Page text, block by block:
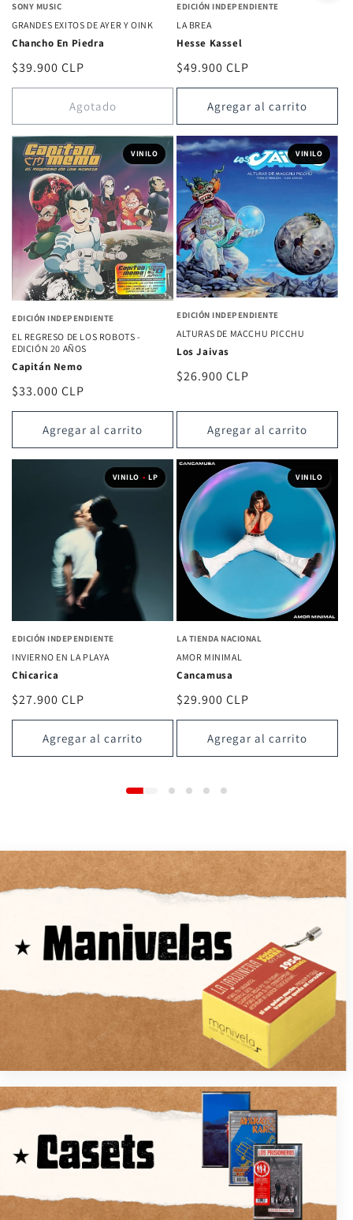
SONY MUSIC
GRANDES EXITOS DE AYER Y OINK
Chancho En Piedra
Precio
habitual
$39.900 CLP
Agotado
EDICIÓN INDEPENDIENTE
LA BREA
Hesse Kassel
Precio
habitual
$49.900 CLP
Agregar al carrito
VINILO
EDICIÓN INDEPENDIENTE
EL REGRESO DE LOS ROBOTS -
EDICIÓN 20 AÑOS
Capitán Nemo
Precio
habitual
$33.000 CLP
Agregar al carrito
VINILO
EDICIÓN INDEPENDIENTE
ALTURAS DE MACCHU PICCHU
Los Jaivas
Precio
$26.900 CLP
Agregar al carrito
VINILO • LP
EDICIÓN INDEPENDIENTE
INVIERNO EN LA PLAYA
Chicarica
Precio
habitual
$27.900 CLP
Agregar al carrito
VINILO
LA TIENDA NACIONAL
AMOR MINIMAL
Cancamusa
Precio
habitual
$29.900 CLP
Agregar al carrito